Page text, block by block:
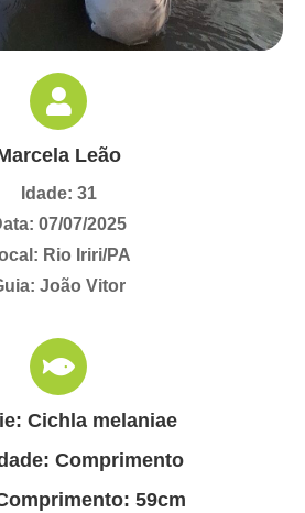
Leão
Idade: 31
07/07/2025
Rio Iriri/PA
João Vitor
Cichla melaniae
Comprimento
59cm